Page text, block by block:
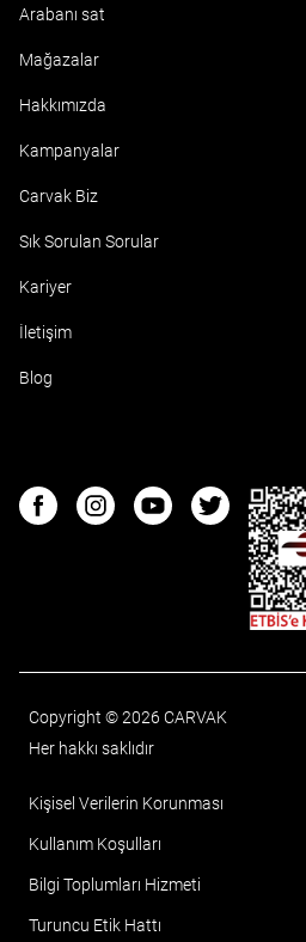
Arabanı sat
Mağazalar
Hakkımızda
Kampanyalar
Carvak Biz
Sık Sorulan Sorular
Kariyer
İletişim
Blog
FacebookInstagramYoutubeTwitter
ETBIS
Copyright © 2026 CARVAK
Her hakkı saklıdır
Kişisel Verilerin Korunması
Kullanım Koşulları
Bilgi Toplumları Hizmeti
Turuncu Etik Hattı